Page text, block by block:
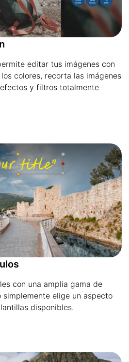
editar tus imágenes con
colores, recorta las imágenes
y filtros totalmente
con una amplia gama de
elige un aspecto
disponibles.